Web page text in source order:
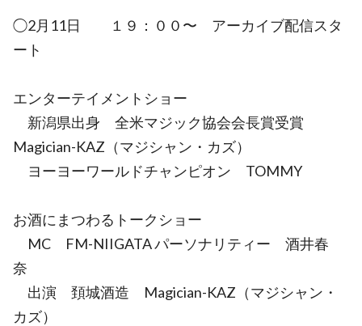
◯2月11日 １９：００〜 アーカイブ配信スタ
ート
エンターテイメントショー
新潟県出身 全米マジック協会会長賞受賞
Magician-KAZ（マジシャン・カズ）
ヨーヨーワールドチャンピオン TOMMY
お酒にまつわるトークショー
MC FM-NIIGATA パーソナリティー 酒井春
奈
出演 頚城酒造 Magician-KAZ（マジシャン・
カズ）